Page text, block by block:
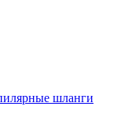
шланги